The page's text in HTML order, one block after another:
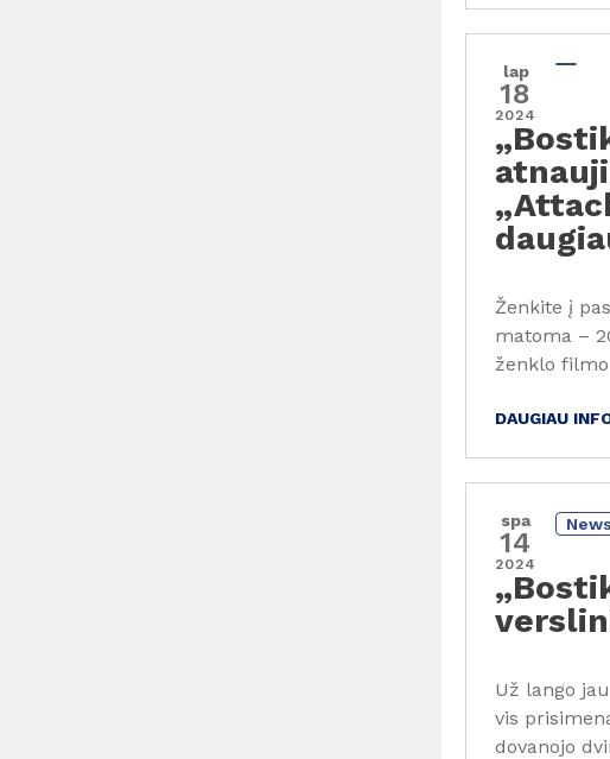
lap
18
2024
Ženkite į
matoma –
ženklo
DAUGIAU
spa
14
2024
News
Už lango
vis
dovanojo